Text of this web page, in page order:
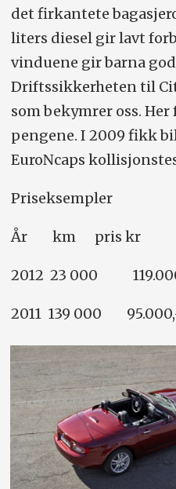
det firkantete
liters diesel gir lavt
vinduene gir barna
Driftssikkerheten til
som bekymrer oss.
pengene. I 2009 fikk
EuroNcaps
Priseksempler
År km pris kr
2012 23 000
2011 139 000